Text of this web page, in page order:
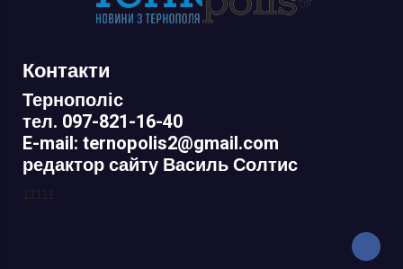
Контакти
Тернополіс
тел. 097-821-16-40
E-mail: ternopolis2@gmail.com
редактор сайту Василь Солтис